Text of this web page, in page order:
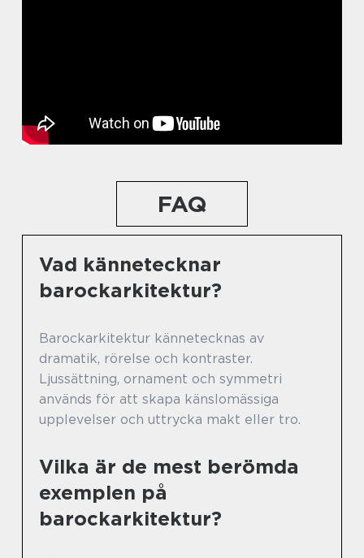
FAQ
Vad kännetecknar
barockarkitektur?
Barockarkitektur kännetecknas av
dramatik, rörelse och kontraster.
Ljussättning, ornament och symmetri
används för att skapa känslomässiga
upplevelser och uttrycka makt eller tro.
Vilka är de mest berömda
exemplen på
barockarkitektur?